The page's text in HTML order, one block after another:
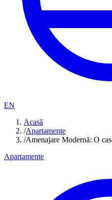
EN
Acasă
/Apartamente
/Amenajare Modernă: O
Apartamente